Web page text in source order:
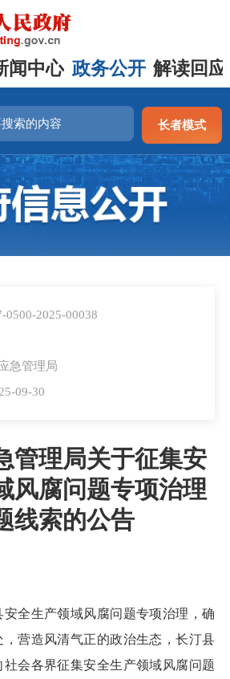
闻中心 政务公开 解读回应
长者模式
0500-2025-00038
急管理局
09-30
管理局关于征集安
风腐问题专项治理
线索的公告
生产领域风腐问题专项治理，确
营造风清气正的政治生态，长汀县
会各界征集安全生产领域风腐问题